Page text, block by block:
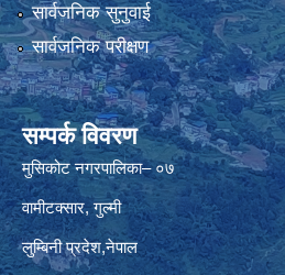
सार्वजनिक सुनुवाई
सार्वजनिक परीक्षण
सम्पर्क विवरण
मुसिकोट नगरपालिका– ०७
वामीटक्सार, गुल्मी
लुम्बिनी प्रदेश,नेपाल